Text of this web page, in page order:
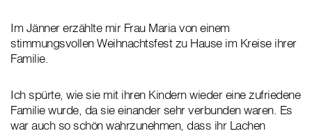
Im Jänner erzählte mir Frau Maria von einem
stimmungsvollen Weihnachtsfest zu Hause im Kreise ihrer
Familie.
Ich spürte, wie sie mit ihren Kindern wieder eine zufriedene
Familie wurde, da sie einander sehr verbunden waren. Es
war auch so schön wahrzunehmen, dass ihr Lachen